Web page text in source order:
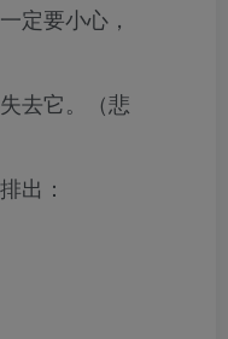
定要小心，
去它。（悲
出：